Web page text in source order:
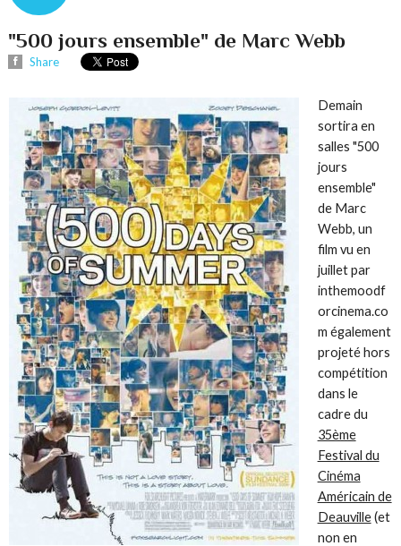
"500 jours ensemble" de Marc Webb
Share
Demain
sortira en
salles "500
jours
ensemble"
de Marc
Webb, un
film vu en
juillet par
inthemoodf
orcinema.co
m également
projeté hors
compétition
dans le
cadre du
35ème
Festival du
Cinéma
Américain de
Deauville(et
non en